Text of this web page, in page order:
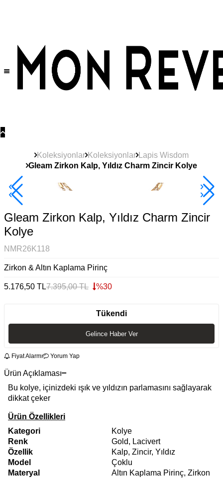
Koleksiyonlar Koleksiyonlar Lapis Wisdom
Gleam Zirkon Kalp, Yıldız Charm Zincir Kolye
2+ Ürüne +%10
Gleam Zirkon Kalp, Yıldız Charm Zincir
Kolye
NMR26K118
Zirkon & Altın Kaplama Pirinç
5.176,50 TL7.395,00TL %30
Tükendi
Gelince Haber Ver
Fiyat Alarmı Yorum Yap
Ürün Açıklaması
Bu kolye, içinizdeki ışık ve yıldızın parlamasını sağlayarak
dikkat çeker
Ürün Özellikleri
Kategori
Kolye
Renk
Gold, Lacivert
Özellik
Kalp, Zincir, Yıldız
Model
Çoklu
Materyal
Altın Kaplama Pirinç, Zirkon